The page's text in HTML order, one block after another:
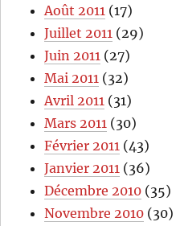
Août 2011 (17)
Juillet 2011 (29)
Juin 2011 (27)
Mai 2011 (32)
Avril 2011 (31)
Mars 2011 (30)
Février 2011 (43)
Janvier 2011 (36)
Décembre 2010 (35)
Novembre 2010 (30)